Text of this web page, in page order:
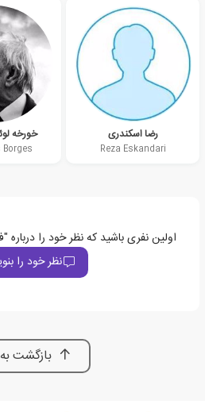
رضا اسکندری
Reza Eskandari
خورخه
اولین نفری باشید که نظر خود را درباره
نظر خود را
بازگشت به